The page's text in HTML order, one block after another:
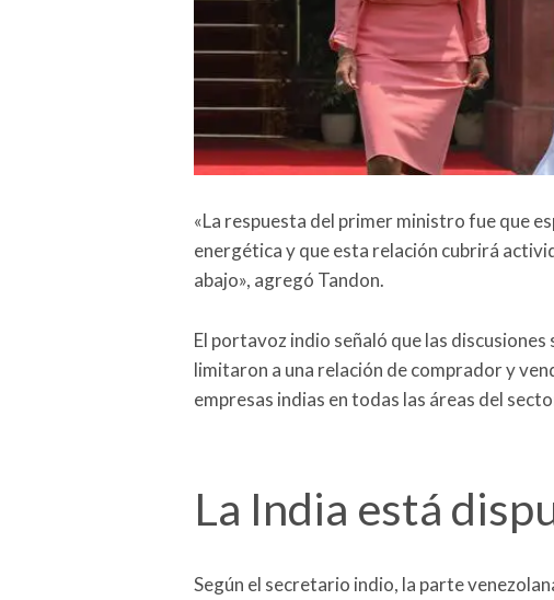
«La respuesta del primer ministro fue que
energética y que esta relación cubrirá
abajo», agregó Tandon.
El portavoz indio señaló que las
limitaron a una relación de comprador y
empresas indias en todas las áreas del
La India está
Según el secretario indio, la parte